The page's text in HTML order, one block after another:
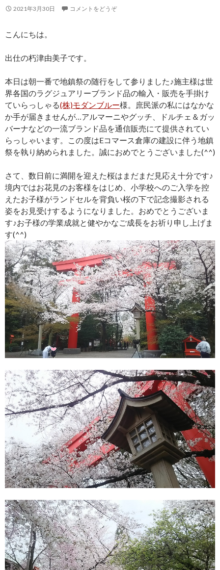
2021年3月30日 コメントをどうぞ
こんにちは。
出仕の朽津由美子です。
本日は朝一番で地鎮祭の随行をして参りました♪施主様は世
界各国のラグジュアリーブランド品の輸入・販売を手掛け
ていらっしゃる(株)モダンブルー様。庶民派の私にはなかな
か手が届きませんが…アルマーニやグッチ、ドルチェ＆ガッ
バーナなどの一流ブランド品を通信販売にて提供されてい
らっしゃいます。この度はEコマース倉庫の建設に伴う地鎮
祭を執り納められました。誠におめでとうございました(^^)
さて、数日前に満開を迎えた桜はまだまだ見応え十分です♪
境内ではお花見のお客様をはじめ、小学校へのご入学を控
えたお子様がランドセルを背負い桜の下で記念撮影される
姿をお見受けするようになりました。おめでとうございま
す♪お子様の学業成就と健やかなご成長をお祈り申し上げま
す(^^)